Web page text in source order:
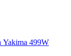
Yakima 499W